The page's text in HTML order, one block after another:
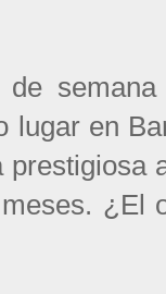
de
lugar en
prestigiosa
¿El